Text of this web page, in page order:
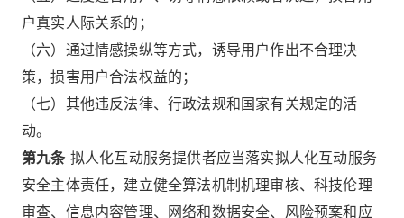
户真实人际关系的；
（六）通过情感操纵等方式，诱导用户作出不合理决
策，损害用户合法权益的；
（七）其他违反法律、行政法规和国家有关规定的活
动。
第九条拟人化互动服务提供者应当落实拟人化互动服务
安全主体责任，建立健全算法机制机理审核、科技伦理
审查、信息内容管理、网络和数据安全、风险预案和应